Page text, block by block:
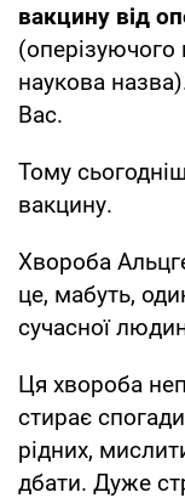
вакцину від
(оперізуючого
наукова
Вас.
Тому
вакцину.
Хвороба
це, мабуть,
сучасної
Ця хвороба
стирає
рідних,
дбати. Дуже